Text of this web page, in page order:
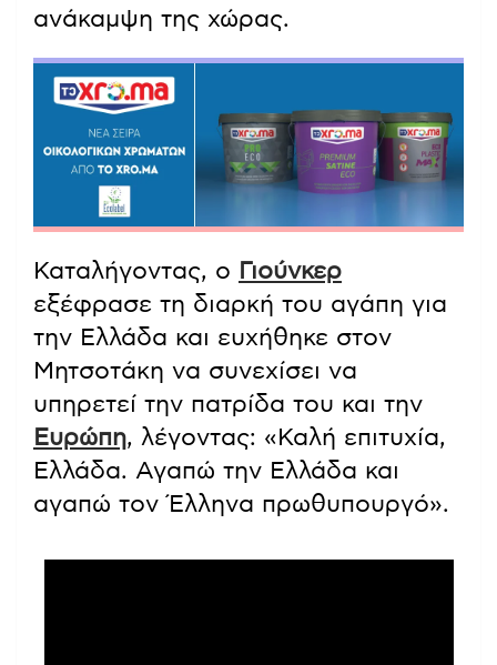
ανάκαμψη της χώρας.
Καταλήγοντας, ο Γιούνκερ
εξέφρασε τη διαρκή του αγάπη για
την Ελλάδα και ευχήθηκε στον
Μητσοτάκη να συνεχίσει να
υπηρετεί την πατρίδα του και την
Ευρώπη, λέγοντας: «Καλή επιτυχία,
Ελλάδα. Αγαπώ την Ελλάδα και
αγαπώ τον Έλληνα πρωθυπουργό».